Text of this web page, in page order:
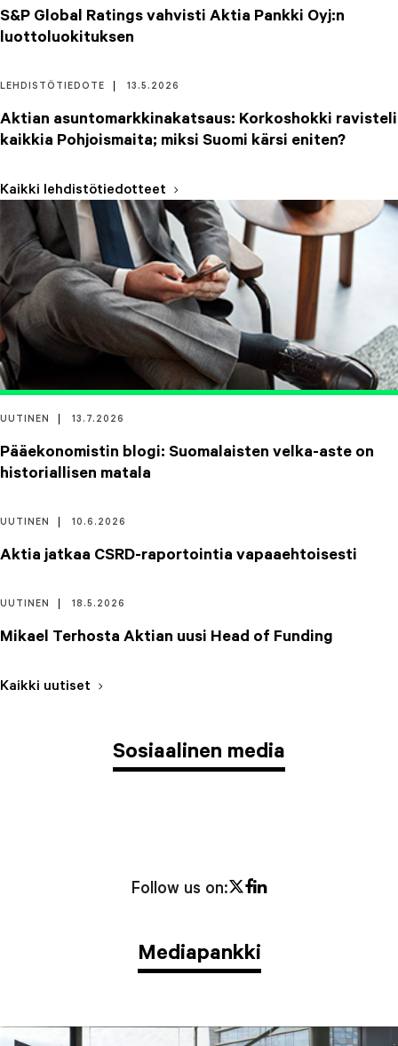
S&P Global Ratings vahvisti Aktia Pankki Oyj:n
luottoluokituksen
LEHDISTÖTIEDOTE 13.5.2026
Aktian asuntomarkkinakatsaus: Korkoshokki ravisteli
kaikkia Pohjoismaita; miksi Suomi kärsi eniten?
Kaikki lehdistötiedotteet
UUTINEN 13.7.2026
Pääekonomistin blogi: Suomalaisten velka-aste on
historiallisen matala
UUTINEN 10.6.2026
Aktia jatkaa CSRD-raportointia vapaaehtoisesti
UUTINEN 18.5.2026
Mikael Terhosta Aktian uusi Head of Funding
Kaikki uutiset
Sosiaalinen media
Follow us on: Twitter
Facebook
LinkedIn
Mediapankki